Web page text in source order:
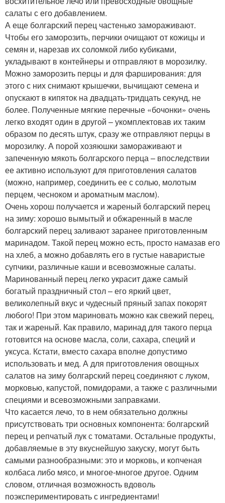
салаты с его добавлением.
А еще болгарский перец частенько замораживают.
Чтобы его заморозить, перчики очищают от кожицы и
семян и, нарезав их соломкой либо кубиками,
укладывают в контейнеры и отправляют в морозилку.
Можно заморозить перцы и для фарширования: для
этого с них снимают крышечки, вычищают семена и
опускают в кипяток на двадцать-тридцать секунд, не
более. Полученные мягкие перечные «бочонки» очень
легко входят один в другой – укомплектовав их таким
образом по десять штук, сразу же отправляют перцы в
морозилку. А порой хозяюшки замораживают и
запеченную мякоть болгарского перца – впоследствии
ее активно используют для приготовления салатов
(можно, например, соединить ее с солью, молотым
перцем, чесноком и ароматным маслом).
Очень хорош получается и жареный болгарский перец
на зиму: хорошо вымытый и обжаренный в масле
болгарский перец заливают заранее приготовленным
маринадом. Такой перец можно есть, просто намазав его
на хлеб, а можно добавлять его в густые наваристые
супчики, различные каши и всевозможные салаты.
Маринованный перец легко украсит даже самый
богатый праздничный стол – его яркий цвет,
великолепный вкус и чудесный пряный запах покорят
любого! При этом мариновать можно как свежий перец,
так и жареный. Как правило, маринад для такого перца
готовится на основе масла, соли, сахара, специй и
уксуса. Кстати, вместо сахара вполне допустимо
использовать и мед. А для приготовления овощных
салатов на зиму болгарский перец соединяют с луком,
морковью, капустой, помидорами, а также с различными
специями и всевозможными заправками.
Что касается лечо, то в нем обязательно должны
присутствовать три основных компонента: болгарский
перец и репчатый лук с томатами. Остальные продукты,
добавляемые в эту вкуснейшую закуску, могут быть
самыми разнообразными: это и морковь, и копченая
колбаса либо мясо, и многое-многое другое. Одним
словом, отличная возможность вдоволь
поэкспериментировать с ингредиентами!